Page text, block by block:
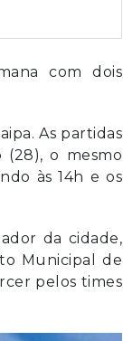
com dois
As partidas
(28), o mesmo
às 14h e os
da cidade,
Municipal de
pelos times